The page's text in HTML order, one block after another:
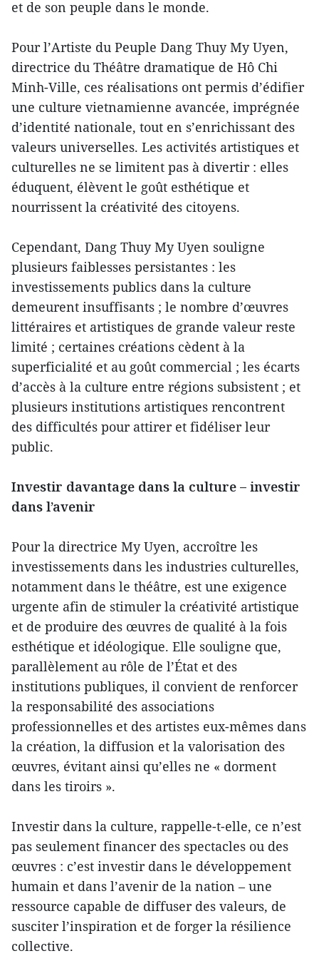
et de son peuple dans le monde.
Pour l’Artiste du Peuple Dang Thuy My Uyen,
directrice du Théâtre dramatique de Hô Chi
Minh-Ville, ces réalisations ont permis d’édifier
une culture vietnamienne avancée, imprégnée
d’identité nationale, tout en s’enrichissant des
valeurs universelles. Les activités artistiques et
culturelles ne se limitent pas à divertir : elles
éduquent, élèvent le goût esthétique et
nourrissent la créativité des citoyens.
Cependant, Dang Thuy My Uyen souligne
plusieurs faiblesses persistantes : les
investissements publics dans la culture
demeurent insuffisants ; le nombre d’œuvres
littéraires et artistiques de grande valeur reste
limité ; certaines créations cèdent à la
superficialité et au goût commercial ; les écarts
d’accès à la culture entre régions subsistent ; et
plusieurs institutions artistiques rencontrent
des difficultés pour attirer et fidéliser leur
public.
Investir davantage dans la culture – investir
dans l’avenir
Pour la directrice My Uyen, accroître les
investissements dans les industries culturelles,
notamment dans le théâtre, est une exigence
urgente afin de stimuler la créativité artistique
et de produire des œuvres de qualité à la fois
esthétique et idéologique. Elle souligne que,
parallèlement au rôle de l’État et des
institutions publiques, il convient de renforcer
la responsabilité des associations
professionnelles et des artistes eux-mêmes dans
la création, la diffusion et la valorisation des
œuvres, évitant ainsi qu’elles ne « dorment
dans les tiroirs ».
Investir dans la culture, rappelle-t-elle, ce n’est
pas seulement financer des spectacles ou des
œuvres : c’est investir dans le développement
humain et dans l’avenir de la nation – une
ressource capable de diffuser des valeurs, de
susciter l’inspiration et de forger la résilience
collective.